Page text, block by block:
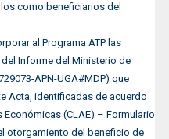
como beneficiarios del
al Programa ATP las
Informe del Ministerio de
APN-UGA#MDP) que
Acta, identificadas de acuerdo
(CLAE) – Formulario
otorgamiento del beneficio de